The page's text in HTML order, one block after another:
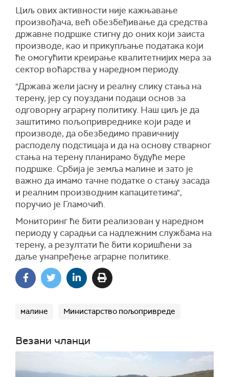
Циљ ових активности није кажњавање
произвођача, већ обезбеђивање да средства
државне подршке стигну до оних који заиста
производе, као и прикупљање података који
ће омогућити креирање квалитетнијих мера за
сектор воћарства у наредном периоду.
"Држава жели јасну и реалну слику стања на
терену, јер су поуздани подаци основ за
одговорну аграрну политику. Наш циљ је да
заштитимо пољопривреднике који раде и
производе, да обезбедимо правичнију
расподелу подстицаја и да на основу стварног
стања на терену планирамо будуће мере
подршке. Србија је земља малине и зато је
важно да имамо тачне податке о стању засада
и реалним производним капацитетима",
поручио је Гламочић.
Мониторинг ће бити реализован у наредном
периоду у сарадњи са надлежним службама на
терену, а резултати ће бити коришћени за
даље унапређење аграрне политике.
малине Министарство пољопривреде
Везани чланци